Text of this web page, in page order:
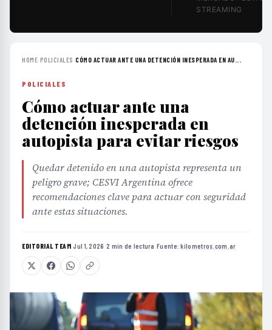
STREAMING
HOME›POLICIALES ›CÓMO ACTUAR ANTE UNA DETENCIÓN INESPERADA EN AU...
POLICIALES
Cómo actuar ante una
detención inesperada en
autopista para evitar riesgos
Quedar detenido en una autopista representa un
peligro grave; CESVI Argentina ofrece
recomendaciones clave para actuar con seguridad
ante estas situaciones.
EDITORIAL TEAM·Jul 1, 2026 ·2 min de lectura ·Fuente:kilometros.com.ar